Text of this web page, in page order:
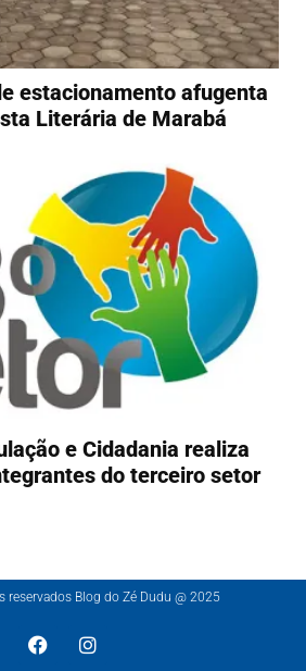
estacionamento afugenta
Literária de Marabá
e Cidadania realiza
do terceiro setor
reservados Blog do Zé Dudu @ 2025